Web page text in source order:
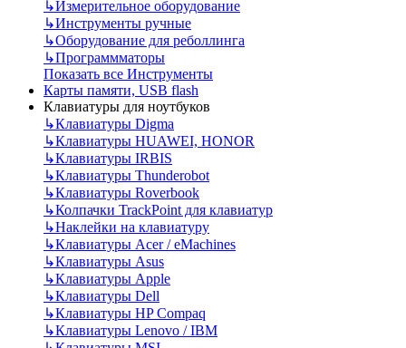
↳Измерительное оборудование
↳Инструменты ручные
↳Оборудование для реболлинга
↳Программматоры
Показать все Инструменты
Карты памяти, USB flash
Клавиатуры для ноутбуков
↳Клавиатуры Digma
↳Клавиатуры HUAWEI, HONOR
↳Клавиатуры IRBIS
↳Клавиатуры Thunderobot
↳Клавиатуры Roverbook
↳Колпачки TrackPoint для клавиатур
↳Наклейки на клавиатуру
↳Клавиатуры Acer / eMachines
↳Клавиатуры Asus
↳Клавиатуры Apple
↳Клавиатуры Dell
↳Клавиатуры HP Compaq
↳Клавиатуры Lenovo / IBM